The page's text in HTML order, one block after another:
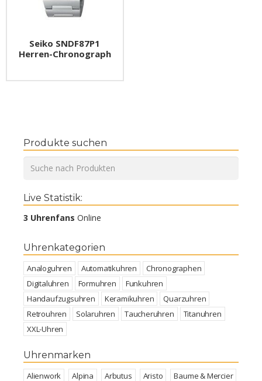
Seiko SNDF87P1
Herren-Chronograph
Produkte suchen
Live Statistik:
3 Uhrenfans Online
Uhrenkategorien
Analoguhren Automatikuhren
Chronographen
Digitaluhren
Formuhren
Funkuhren
Handaufzugsuhren
Keramikuhren
Quarzuhren
Retrouhren
Solaruhren Taucheruhren
Titanuhren
XXL-Uhren
Uhrenmarken
Alienwork Alpina Arbutus Aristo Baume & Mercier